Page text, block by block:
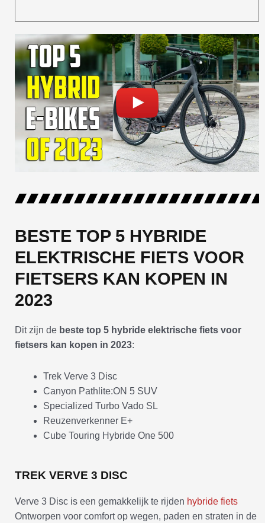
BESTE TOP 5 HYBRIDE
ELEKTRISCHE FIETS VOOR
FIETSERS KAN KOPEN IN
2023
Dit zijn de beste top 5 hybride elektrische fiets voor
fietsers kan kopen in 2023:
Trek Verve 3 Disc
Canyon Pathlite:ON 5 SUV
Specialized Turbo Vado SL
Reuzenverkenner E+
Cube Touring Hybride One 500
TREK VERVE 3 DISC
Verve 3 Disc is een gemakkelijk te rijden hybride fiets
Ontworpen voor comfort op wegen, paden en straten in de